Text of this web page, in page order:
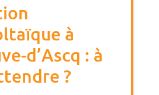
à
d’Ascq : à
?